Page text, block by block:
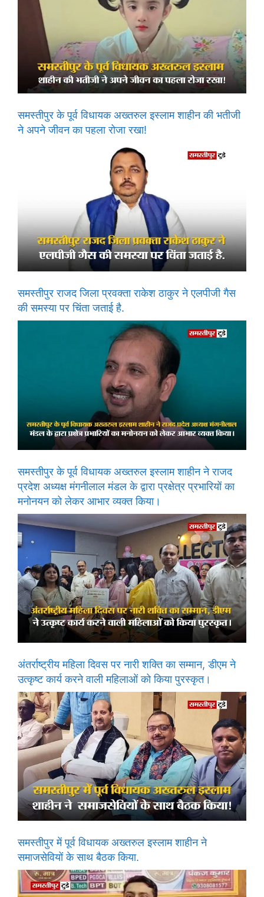
समस्तीपुर के पूर्व विधायक अख्तरुल इस्लाम शाहीन की भतीजी
ने अपने जीवन का पहला रोजा रखा!
समस्तीपुर राजद जिला प्रवक्ता राकेश ठाकुर ने एलपीजी गैस
की समस्या पर चिंता जताई है.
समस्तीपुर के पूर्व विधायक अख्तरुल इस्लाम शाहीन ने राजद
प्रदेश अध्यक्ष मंगनीलाल मंडल के द्वारा प्रक्षेत्र प्रभारियों का
मनोनयन को लेकर आभार व्यक्त किया।
अंतर्राष्ट्रीय महिला दिवस पर नारी शक्ति का सम्मान, डीएम ने
उत्कृष्ट कार्य करने वाली महिलाओं को किया पुरस्कृत।
समस्तीपुर में पूर्व विधायक अख्तरुल इस्लाम शाहीन ने
समाजसेवियों के साथ बैठक किया.